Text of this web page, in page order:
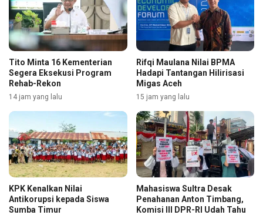
Tito Minta 16 Kementerian
Segera Eksekusi Program
Rehab-Rekon
14 jam yang lalu
Rifqi Maulana Nilai BPMA
Hadapi Tantangan Hilirisasi
Migas Aceh
15 jam yang lalu
KPK Kenalkan Nilai
Antikorupsi kepada Siswa
Sumba Timur
Mahasiswa Sultra Desak
Penahanan Anton Timbang,
Komisi III DPR-RI Udah Tahu